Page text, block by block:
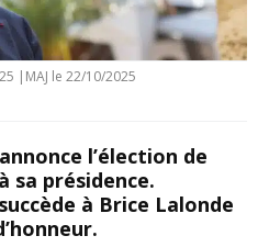
| MAJ le 22/10/2025
l’élection de
sa présidence.
à Brice Lalonde